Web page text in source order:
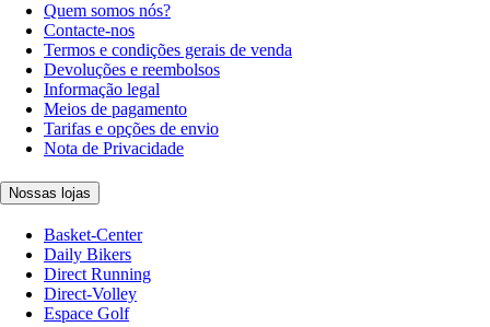
Quem somos nós?
Contacte-nos
Termos e condições gerais de venda
Devoluções e reembolsos
Informação legal
Meios de pagamento
Tarifas e opções de envio
Nota de Privacidade
Nossas lojas
Basket-Center
Daily Bikers
Direct Running
Direct-Volley
Espace Golf